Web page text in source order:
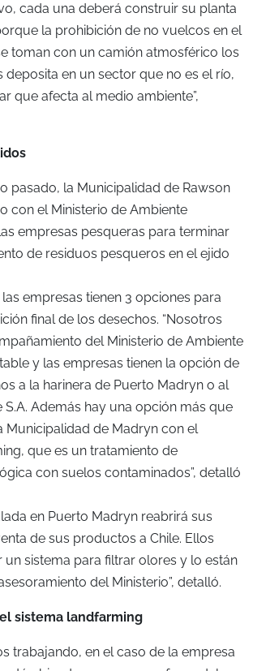
cada una deberá construir su planta
la prohibición de no vuelcos en el
toman con un camión atmosférico los
deposita en un sector que no es el río,
que afecta al medio ambiente”,
pasado, la Municipalidad de Rawson
con el Ministerio de Ambiente
empresas pesqueras para terminar
de residuos pesqueros en el ejido
empresas tienen 3 opciones para
final de los desechos. “Nosotros
del Ministerio de Ambiente
y las empresas tienen la opción de
a la harinera de Puerto Madryn o al
Además hay una opción más que
Municipalidad de Madryn con el
que es un tratamiento de
con suelos contaminados”, detalló
en Puerto Madryn reabrirá sus
de sus productos a Chile. Ellos
un sistema para filtrar olores y lo están
del Ministerio”, detalló.
sistema landfarming
trabajando, en el caso de la empresa